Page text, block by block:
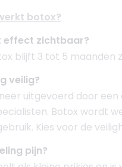
botox?
effect zichtbaar?
blijft 3 tot 5 maanden
veilig?
uitgevoerd door
Botox wordt
Kies voor de
pijn?